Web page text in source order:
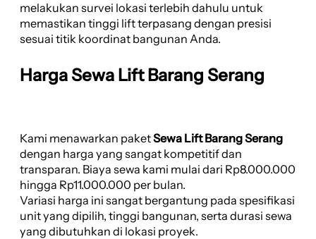
melakukan survei lokasi terlebih dahulu untuk
memastikan tinggi lift terpasang dengan presisi
sesuai titik koordinat bangunan Anda.
Harga Sewa Lift Barang Serang
Kami menawarkan paketSewa Lift Barang Serang
dengan harga yang sangat kompetitif dan
transparan. Biaya sewa kami mulai dari Rp8.000.000
hingga Rp11.000.000 per bulan.
Variasi harga ini sangat bergantung pada spesifikasi
unit yang dipilih, tinggi bangunan, serta durasi sewa
yang dibutuhkan di lokasi proyek.